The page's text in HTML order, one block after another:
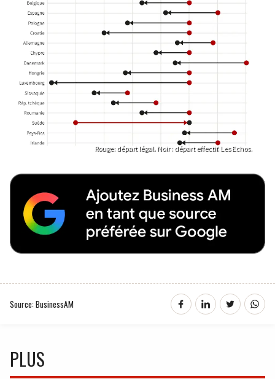
Rouge: départ légal. Noir : départ effectif. Les Echos.
Source: BusinessAM
PLUS